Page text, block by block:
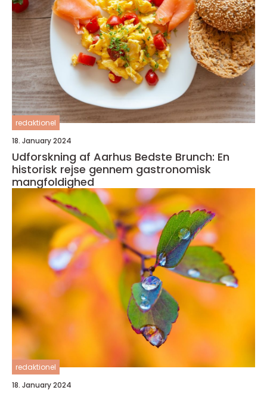
redaktionel
18. January 2024
Udforskning af Aarhus Bedste Brunch: En
historisk rejse gennem gastronomisk
mangfoldighed
redaktionel
18. January 2024